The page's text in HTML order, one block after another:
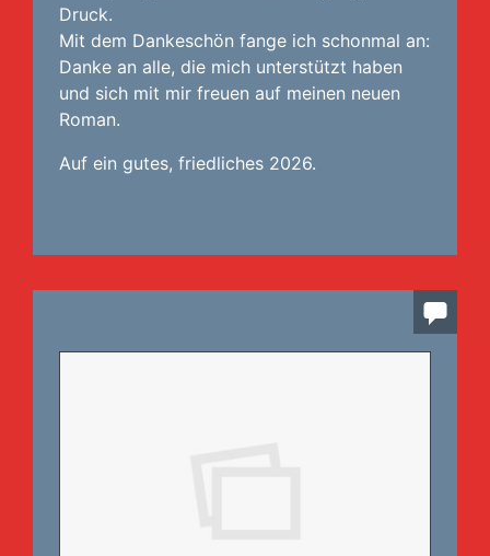
Druck.
Mit dem Dankeschön fange ich schonmal an:
Danke an alle, die mich unterstützt haben
und sich mit mir freuen auf meinen neuen
Roman.
Auf ein gutes, friedliches 2026.